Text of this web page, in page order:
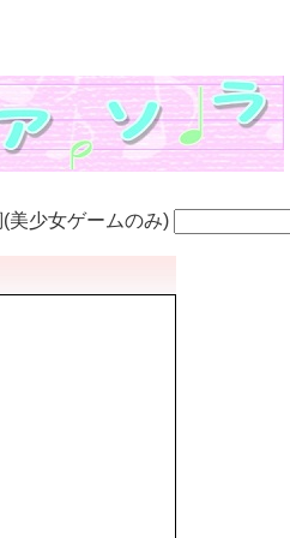
美少女ゲームのみ)